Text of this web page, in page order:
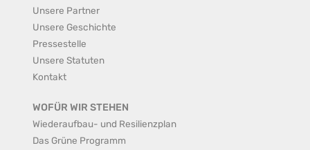
Unsere Partner
Unsere Geschichte
Pressestelle
Unsere Statuten
Kontakt
WOFÜR WIR STEHEN
Wiederaufbau- und Resilienzplan
Das Grüne Programm